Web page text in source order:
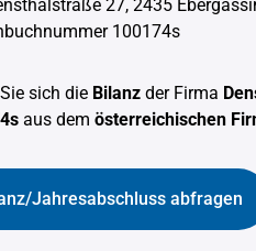
27, 2435
100174s
sich die Bilanz der Firma
aus dem österreichischen
Jahresabschluss abfragen